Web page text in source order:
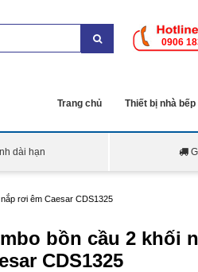
0906
Trang chủ Thiết bị nhà bếp
dài hạn
rơi êm Caesar CDS1325
bồn cầu 2 khối
CDS1325